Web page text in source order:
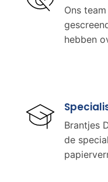
Ons
hebben
Brantjes
de